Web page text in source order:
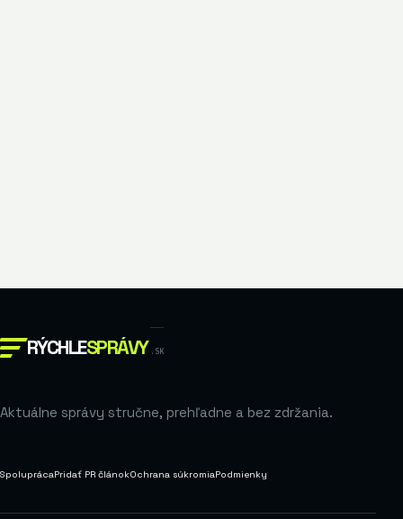
RÝCHLESPRÁVY .SK
Aktuálne správy stručne, prehľadne a bez zdržania.
SpoluprácaPridať PR článokOchrana súkromiaPodmienky